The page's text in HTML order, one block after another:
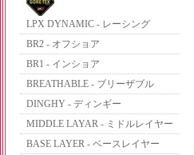
LPX DYNAMIC - レーシング
BR2 - オフショア
BR1 - インショア
BREATHABLE - ブリーザブル
DINGHY - ディンギー
MIDDLE LAYAR - ミドルレイヤー
BASE LAYER - ベースレイヤー